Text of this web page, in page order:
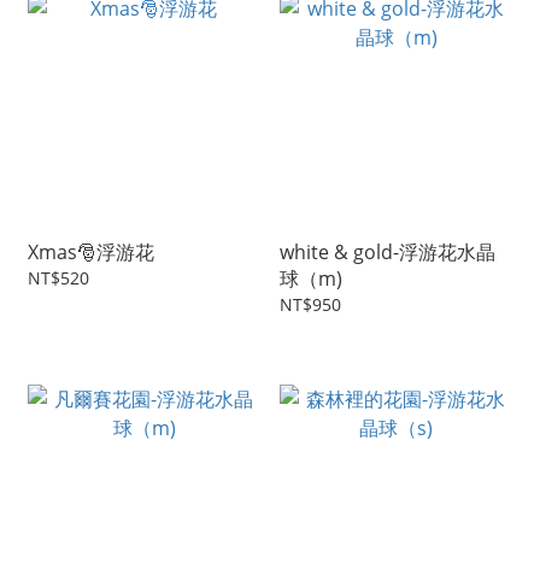
Xmas🎅浮游花
NT$520
white & gold-浮游花水晶
球（m)
NT$950